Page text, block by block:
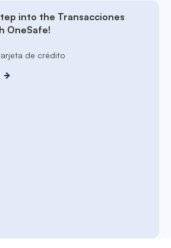
into the Transacciones
OneSafe!
de crédito